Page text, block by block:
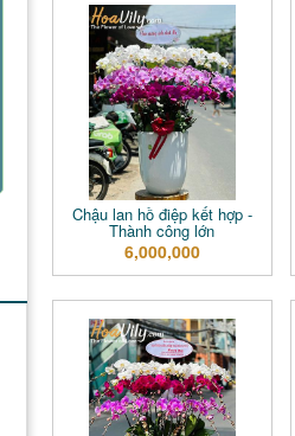
Chậu lan hồ điệp kết hợp -
Thành công lớn
6,000,000